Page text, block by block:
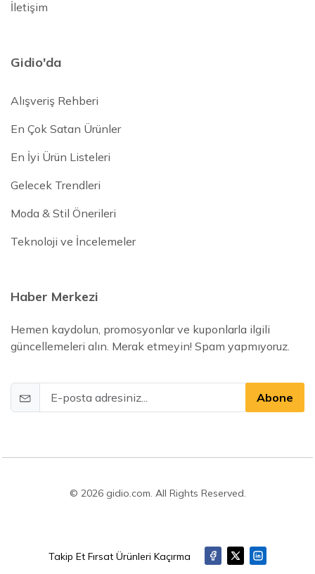
İletişim
Gidio'da
Alışveriş Rehberi
En Çok Satan Ürünler
En İyi Ürün Listeleri
Gelecek Trendleri
Moda & Stil Önerileri
Teknoloji ve İncelemeler
Haber Merkezi
Hemen kaydolun, promosyonlar ve kuponlarla ilgili
güncellemeleri alın. Merak etmeyin! Spam yapmıyoruz.
Abone
© 2026 gidio.com. All Rights Reserved.
Takip Et Fırsat Ürünleri Kaçırma